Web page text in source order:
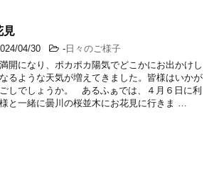
見
04/30 -日々のご様子
開になり、ポカポカ陽気でどこかにお出かけし
るような天気が増えてきました。皆様はいかが
しでしょうか。 あるふぁでは、４月６日に利
と一緒に曇川の桜並木にお花見に行きま …